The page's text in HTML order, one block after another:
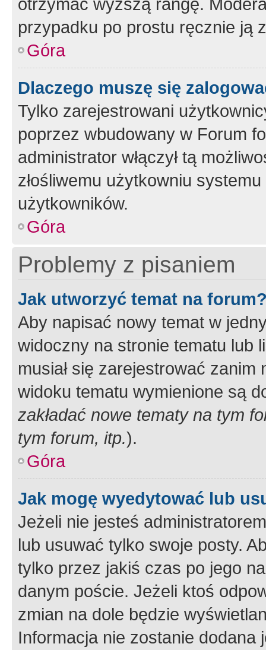
przypadku po prostu ręcznie ją
Góra
Dlaczego muszę się
Tylko zarejestrowani
poprzez wbudowany w Forum
administrator włączył tą
złośliwemu użytkowniu
użytkowników.
Góra
Problemy z pisaniem
Jak utworzyć temat na
Aby napisać nowy temat w
widoczny na stronie tematu lub
musiał się zarejestrować
widoku tematu wymienione są
zakładać nowe tematy na tym
tym forum, itp.).
Góra
Jak mogę wyedytować lub
Jeżeli nie jesteś
lub usuwać tylko swoje posty.
tylko przez jakiś czas po jego
danym poście. Jeżeli ktoś
zmian na dole będzie
Informacja nie zostanie dodana